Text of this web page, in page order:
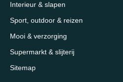
Interieur & slapen
Sport, outdoor & reizen
Mooi & verzorging
Supermarkt & slijterij
Sitemap